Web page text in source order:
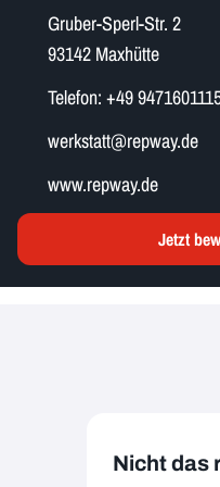
Gruber-Sperl-Str. 2
93142 Maxhütte
Telefon: +49
w​e​r​k​s​t​a​t​t​@repway.de
www.repway.de
Jetzt
Nicht das